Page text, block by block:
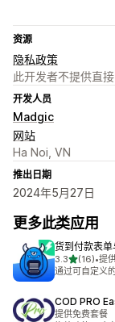
资源
隐私政策
此开发者不提供直
开发人员
Madgic
网站
Ha Noi, VN
推出日期
2024年5月27日
更多此类应用
货到付款表
3.3星（满分 5
(16)
总共 16 条评论
•提
通过可自定义
COD PRO
提供免费套餐